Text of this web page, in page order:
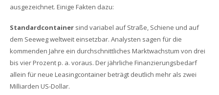
ausgezeichnet. Einige Fakten dazu:
Standardcontainer sind variabel auf Straße, Schiene und auf
dem Seeweg weltweit einsetzbar. Analysten sagen für die
kommenden Jahre ein durchschnittliches Marktwachstum von drei
bis vier Prozent p. a. voraus. Der jährliche Finanzierungsbedarf
allein für neue Leasingcontainer beträgt deutlich mehr als zwei
Milliarden US-Dollar.